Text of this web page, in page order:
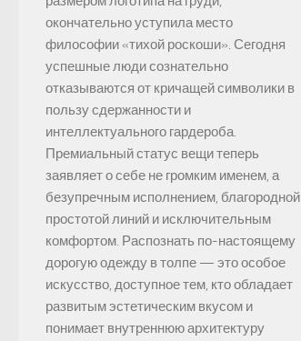
окончательно уступила место
философии «тихой роскоши». Сегодня
успешные люди сознательно
отказываются от кричащей символики в
пользу сдержанности и
интеллектуального гардероба.
Премиальный статус вещи теперь
заявляет о себе не громким именем, а
безупречным исполнением, благородной
простотой линий и исключительным
комфортом. Распознать по-настоящему
дорогую одежду в толпе — это особое
искусство, доступное тем, кто обладает
развитым эстетическим вкусом и
понимает внутреннюю архитектуру